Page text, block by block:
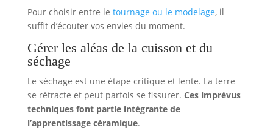
Pour choisir entre le tournage ou le modelage, il
suffit d’écouter vos envies du moment.
Gérer les aléas de la cuisson et du
séchage
Le séchage est une étape critique et lente. La terre
se rétracte et peut parfois se fissurer. Ces imprévus
techniques font partie intégrante de
l’apprentissage céramique.